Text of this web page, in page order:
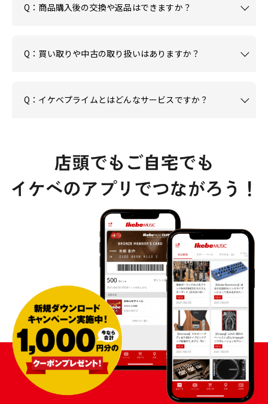
Q：商品購入後の交換や返品はできますか？
Q：買い取りや中古の取り扱いはありますか？
Q：イケベプライムとはどんなサービスですか？